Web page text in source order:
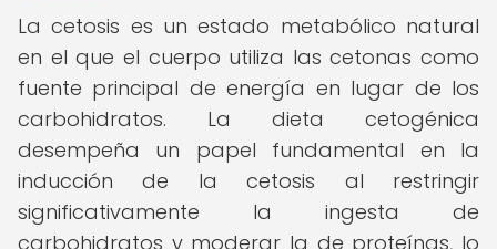
La cetosis es un estado metabólico natural
en el que el cuerpo utiliza las cetonas como
fuente principal de energía en lugar de los
carbohidratos. La dieta cetogénica
desempeña un papel fundamental en la
inducción de la cetosis al restringir
significativamente la ingesta de
carbohidratos y moderar la de proteínas, lo